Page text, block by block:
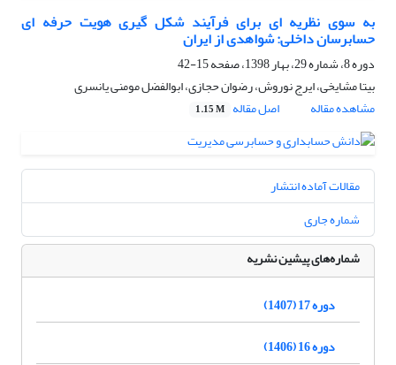
به سوی نظریه ای برای فرآیند شکل گیری هویت حرفه ای
حسابرسان داخلی: شواهدی از ایران
دوره 8، شماره 29، بهار 1398، صفحه
15-42
بیتا مشایخی، ایرج نوروش، رضوان حجازی، ابوالفضل مومنی یانسری
مشاهده مقاله
اصل مقاله 1.15 M
مقالات آماده انتشار
شماره جاری
شماره‌های پیشین نشریه
دوره 17 (1407)
دوره 16 (1406)